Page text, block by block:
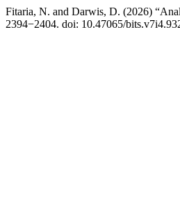
Fitaria, N. and Darwis, D. (2026)
2394−2404. doi: 10.47065/